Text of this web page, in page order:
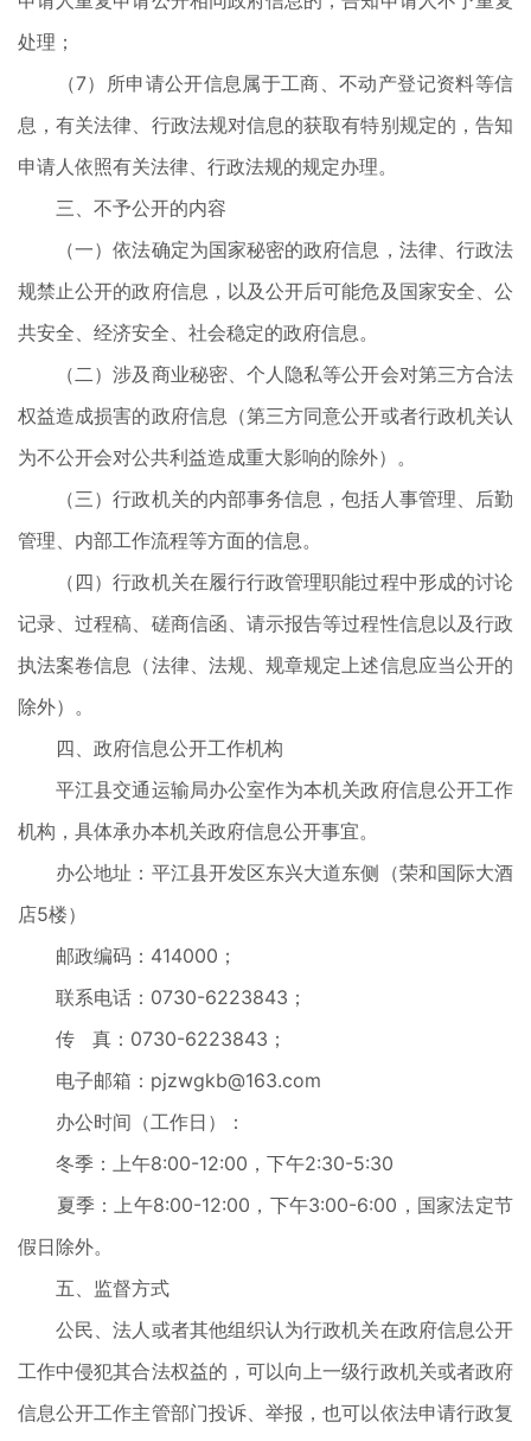
处理；
（7）所申请公开信息属于工商、不动产登记资料等信
息，有关法律、行政法规对信息的获取有特别规定的，告知
申请人依照有关法律、行政法规的规定办理。
三、不予公开的内容
（一）依法确定为国家秘密的政府信息，法律、行政法
规禁止公开的政府信息，以及公开后可能危及国家安全、公
共安全、经济安全、社会稳定的政府信息。
（二）涉及商业秘密、个人隐私等公开会对第三方合法
权益造成损害的政府信息（第三方同意公开或者行政机关认
为不公开会对公共利益造成重大影响的除外）。
（三）行政机关的内部事务信息，包括人事管理、后勤
管理、内部工作流程等方面的信息。
（四）行政机关在履行行政管理职能过程中形成的讨论
记录、过程稿、磋商信函、请示报告等过程性信息以及行政
执法案卷信息（法律、法规、规章规定上述信息应当公开的
除外）。
四、政府信息公开工作机构
平江县交通运输局办公室作为本机关政府信息公开工作
机构，具体承办本机关政府信息公开事宜。
办公地址：平江县开发区东兴大道东侧（荣和国际大酒
店5楼）
邮政编码：414000；
联系电话：0730-6223843；
传 真：0730-6223843；
电子邮箱：pjzwgkb@163.com
办公时间（工作日）：
冬季：上午8:00-12:00，下午2:30-5:30
夏季：上午8:00-12:00，下午3:00-6:00，国家法定节
假日除外。
五、监督方式
公民、法人或者其他组织认为行政机关在政府信息公开
工作中侵犯其合法权益的，可以向上一级行政机关或者政府
信息公开工作主管部门投诉、举报，也可以依法申请行政复